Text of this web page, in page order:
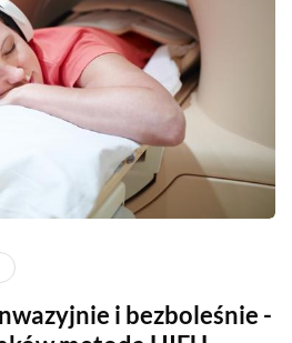
i bezboleśnie -